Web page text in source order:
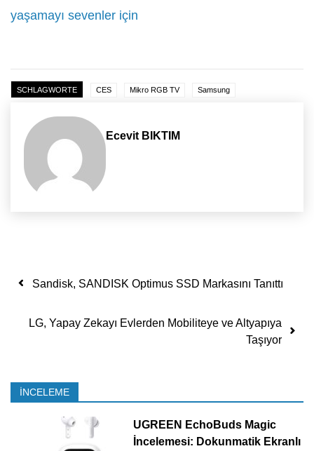
yaşamayı sevenler için
SCHLAGWORTE CES Mikro RGB TV Samsung
Ecevit BIKTIM
Yazı dolaşımı
Sandisk, SANDISK Optimus SSD Markasını Tanıttı
LG, Yapay Zekayı Evlerden Mobiliteye ve Altyapıya
Taşıyor
İNCELEME
UGREEN EchoBuds Magic
İncelemesi: Dokunmatik Ekranlı